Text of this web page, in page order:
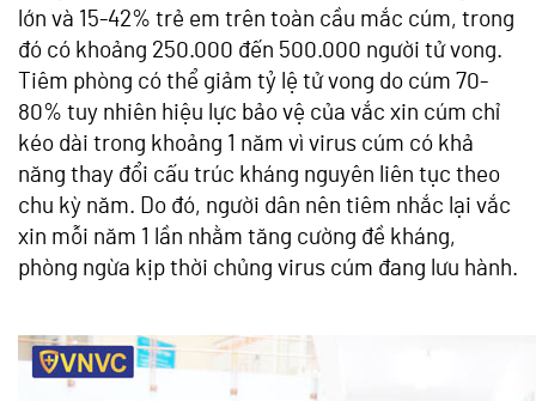
lớn và 15-42% trẻ em trên toàn cầu mắc cúm, trong
đó có khoảng 250.000 đến 500.000 người tử vong.
Tiêm phòng có thể giảm tỷ lệ tử vong do cúm 70-
80% tuy nhiên hiệu lực bảo vệ của vắc xin cúm chỉ
kéo dài trong khoảng 1 năm vì virus cúm có khả
năng thay đổi cấu trúc kháng nguyên liên tục theo
chu kỳ năm. Do đó, người dân nên tiêm nhắc lại vắc
xin mỗi năm 1 lần nhằm tăng cường đề kháng,
phòng ngừa kịp thời chủng virus cúm đang lưu hành.